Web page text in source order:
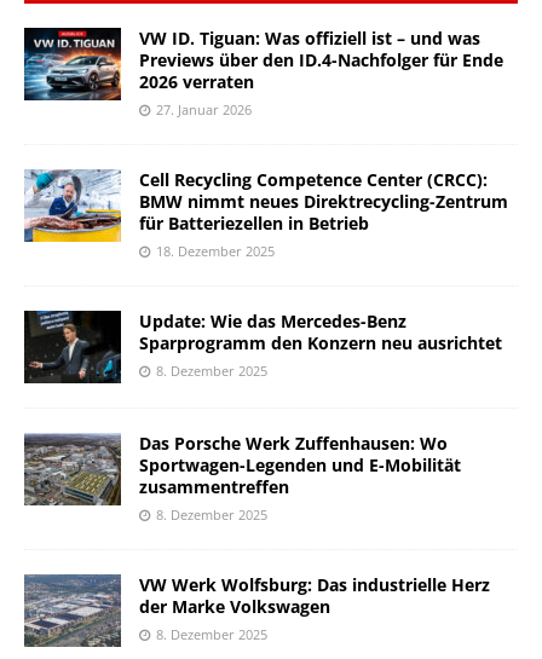
VW ID. Tiguan: Was offiziell ist – und was
Previews über den ID.4-Nachfolger für Ende
2026 verraten
27. Januar 2026
Cell Recycling Competence Center (CRCC):
BMW nimmt neues Direktrecycling-Zentrum
für Batteriezellen in Betrieb
18. Dezember 2025
Update: Wie das Mercedes-Benz
Sparprogramm den Konzern neu ausrichtet
8. Dezember 2025
Das Porsche Werk Zuffenhausen: Wo
Sportwagen-Legenden und E-Mobilität
zusammentreffen
8. Dezember 2025
VW Werk Wolfsburg: Das industrielle Herz
der Marke Volkswagen
8. Dezember 2025